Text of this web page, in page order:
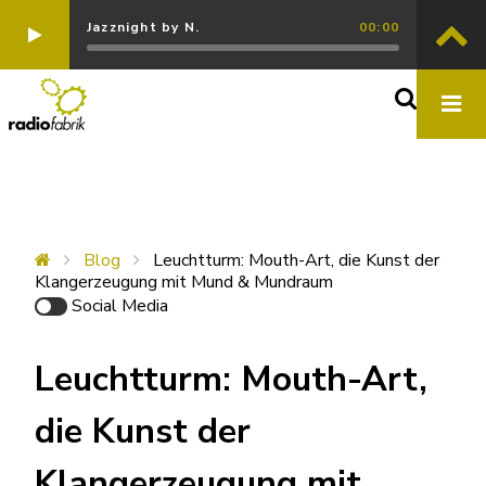
Jazznight by N. 00:00
Blog
Leuchtturm: Mouth-Art, die Kunst der
Klangerzeugung mit Mund & Mundraum
Social Media
Leuchtturm: Mouth-Art,
die Kunst der